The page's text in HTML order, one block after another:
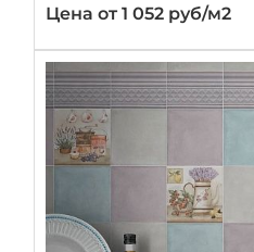
Цена от 1 052 руб/м2